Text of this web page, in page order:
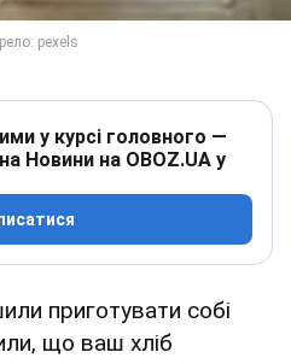
у курсі головного —
Новини на OBOZ.UA у
приготувати собі
що ваш хліб